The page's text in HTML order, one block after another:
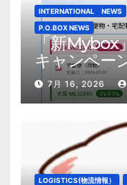
INTERNATIONAL NEWS
P.O.BOX NEWS
「新Mybox
キャンペー
7月 16, 2026
LOGISTICS(物流情報）